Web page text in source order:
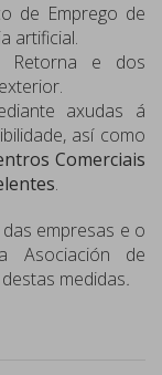
de Emprego de
artificial.
Retorna e dos
axudas á
así como
Comerciais
.
empresas e o
Asociación de
medidas.